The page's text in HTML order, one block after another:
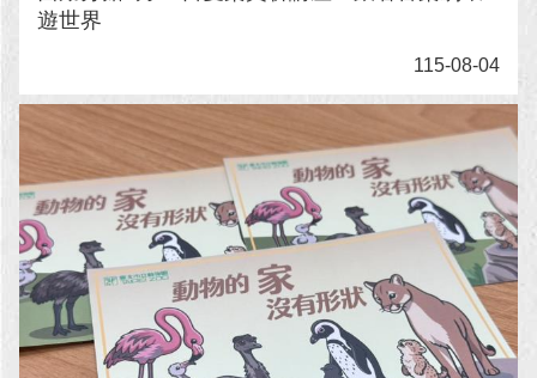
遊世界
115-08-04